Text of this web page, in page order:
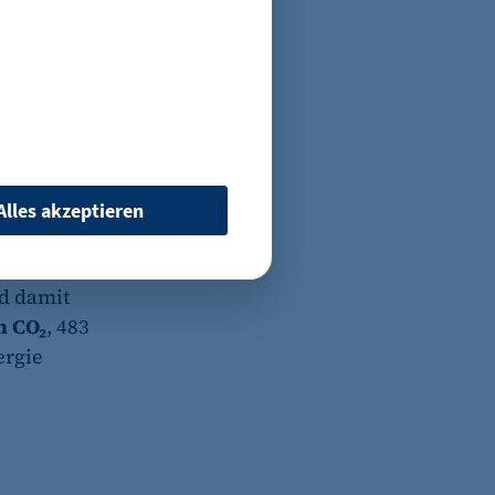
auf der Seite des
akzeptieren
damit
, 483